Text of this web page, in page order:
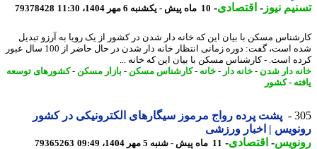
نیوز-اقتصادی-10 ماه پیش - یکشنبه 6 مهر 1404، 11:30 79378428
مسکن با بیان این که خانه دار شدن در کشور از یک رویا به آرزو تبدیل
شده است، گفت: دوره زمانی انتظار خانه دار شدن در حال حاضر از 100 سال عبور
است. - کارشناس مسکن با بیان این که خانه ...
دار شدن-خانه دار-خانه -کارشناس مسکن-بازار مسکن-کشورهای توسعه
-کشور
پشت پرده رواج مرموز سیگارهای الکترونیکی در کشور
| اخبار ورزشی
-اقتصادی-11 ماه پیش - شنبه 5 مهر 1404، 09:49 79365263